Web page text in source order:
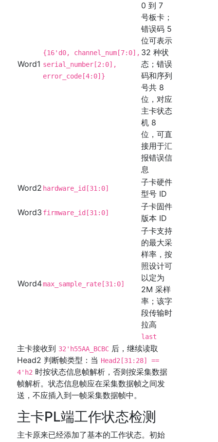
Word1
{16'd0, channel_num[7:0],
serial_number[2:0],
error_code[4:0]}
0 到 7
号板卡；
错误码 5
位可表示
32 种状
态；错误
码和序列
号共 8
位，对应
主卡状态
机 8
位，可直
接用于汇
报错误信
息
Word2 hardware_id[31:0]
子卡硬件
型号 ID
Word3 firmware_id[31:0]
子卡固件
版本 ID
Word4max_sample_rate[31:0]
子卡支持
的最大采
样率，按
照设计可
以定为
2M 采样
率；该字
段传输时
拉高
last
主卡接收到 32'h55AA_BCBC 后，继续读取
Head2 判断帧类型：当 Head2[31:28] ==
4'h2 时按状态信息帧解析，否则按采集数据
帧解析。状态信息帧应在采集数据帧之间发
送，不应插入到一帧采集数据帧中。
主卡PL端工作状态检测
主卡原来已经添加了基本的工作状态。初始